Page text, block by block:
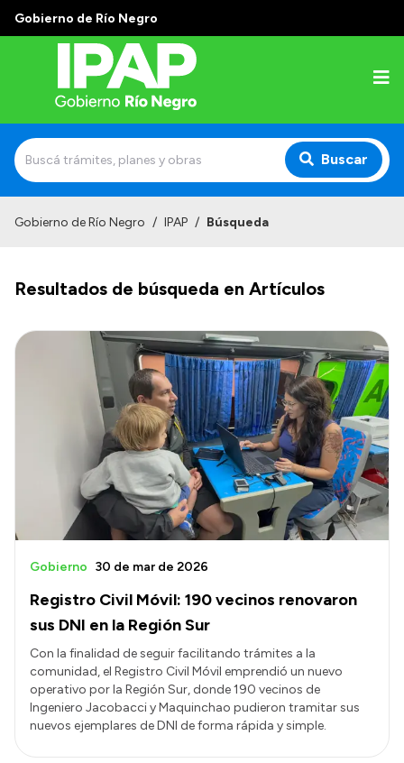
Gobierno de Río Negro
Buscar
El IPAP
Autoridades
Docentes y Capacitadores
Delegaciones
Accesos directos
SIU GUARANÍ
TECNICATURAS
CAPACITACIONES
Gobierno de Río Negro / IPAP / Búsqueda
Resultados de búsqueda en Artículos
Registro Civil Móvil: 190 vecinos renovaron
sus DNI en la Región Sur
Gobierno 30 de mar de 2026
Con la finalidad de seguir facilitando trámites a la
comunidad, el Registro Civil Móvil emprendió un nuevo
operativo por la Región Sur, donde 190 vecinos de
Ingeniero Jacobacci y Maquinchao pudieron tramitar sus
nuevos ejemplares de DNI de forma rápida y simple.